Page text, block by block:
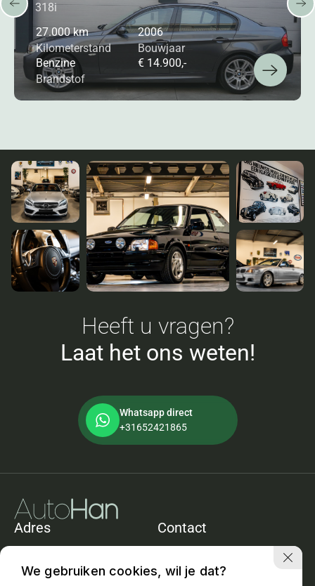
318i
27.000 km
Kilometerstand
2006
Bouwjaar
Benzine
Brandstof
€ 14.900,-
Heeft u vragen?
Laat het ons weten!
Whatsapp direct
+31652421865
Adres
1161ACZwanenburg
Contact
info@autohan.nl
We gebruiken cookies, wil je dat?